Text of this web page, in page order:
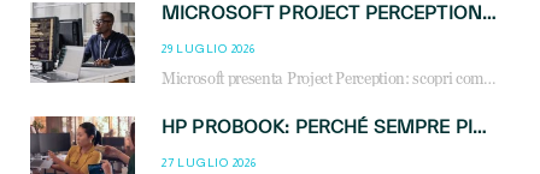
MICROSOFT PROJECT PERCEPTION: COME GLI AGENTI AI CAMBIERANNO SOC, CYBERSECURITY E SERVIZI MSP
29 LUGLIO 2026
Microsoft presenta Project Perception: scopri come gli agenti AI possono trasformare cybersecurity, SOC e servizi gestiti degli MSP.
HP PROBOOK: PERCHÉ SEMPRE PIÙ AZIENDE SCELGONO NOTEBOOK PROGETTATI PER IL LAVORO MODERNO
27 LUGLIO 2026